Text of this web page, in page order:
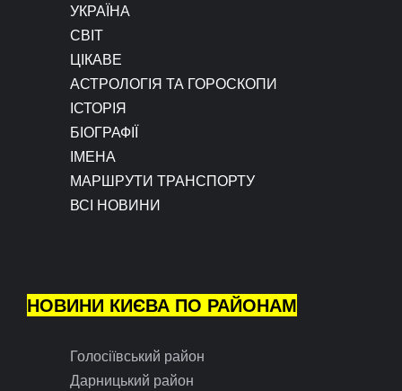
УКРАЇНА
СВІТ
ЦІКАВЕ
АСТРОЛОГІЯ ТА ГОРОСКОПИ
ІСТОРІЯ
БІОГРАФІЇ
ІМЕНА
МАРШРУТИ ТРАНСПОРТУ
ВСІ НОВИНИ
НОВИНИ КИЄВА ПО РАЙОНАМ
Голосіївський район
Дарницький район